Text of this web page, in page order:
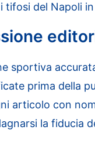
tifosi del Napoli
sportiva
prima della
articolo con
la fiducia